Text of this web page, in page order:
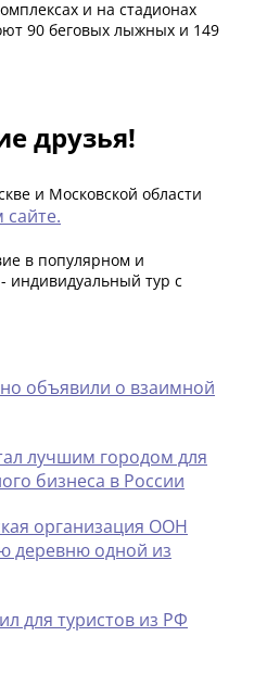
и на стадионах
90 беговых лыжных и 149
друзья!
и Московской области
в популярном и
индивидуальный тур с
объявили о взаимной
лучшим городом для
бизнеса в России
организация ООН
деревню одной из
для туристов из РФ